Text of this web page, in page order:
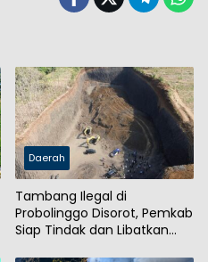
Daerah
Tambang Ilegal di
Probolinggo Disorot, Pemkab
Siap Tindak dan Libatkan